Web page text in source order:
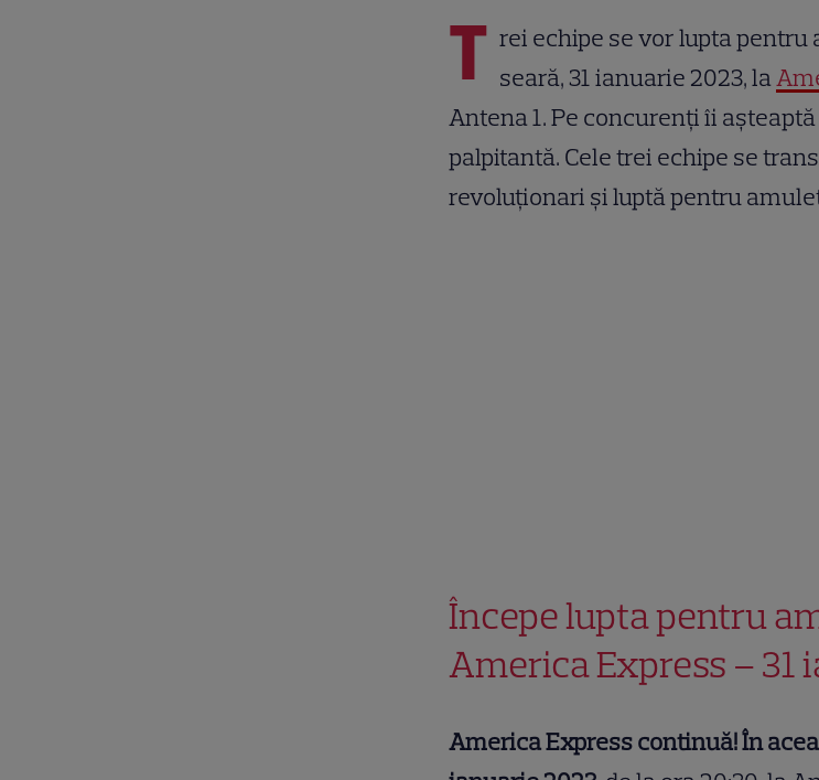
T rei echipe se vor lupta pentru
seară, 31 ianuarie 2023, la
Antena 1. Pe concurenți îi
palpitantă. Cele trei echipe se
revoluționari și luptă pentru
Începe lupta pentru
America Express – 31
America Express continuă! În